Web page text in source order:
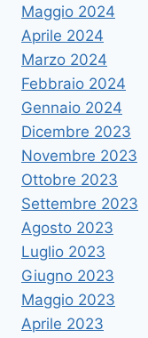
Maggio 2024
Aprile 2024
Marzo 2024
Febbraio 2024
Gennaio 2024
Dicembre 2023
Novembre 2023
Ottobre 2023
Settembre 2023
Agosto 2023
Luglio 2023
Giugno 2023
Maggio 2023
Aprile 2023